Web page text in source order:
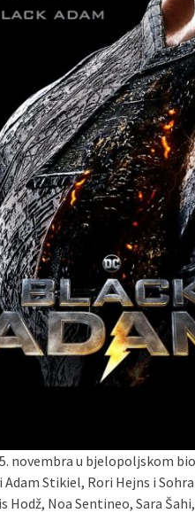
novembra u bjelopoljskom
Stikiel, Rori Hejns i
Hodž, Noa Sentineo, Sara